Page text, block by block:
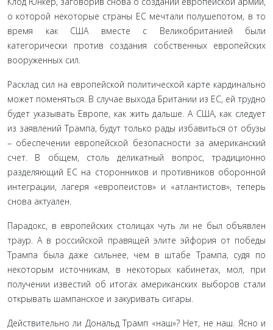
о которой некоторые страны ЕС мечтали полушепотом, в то
время как США вместе с Великобританией были
категорически против создания собственных европейских
вооруженных сил.
Расклад сил на европейской политической карте кардинально
может поменяться. В случае выхода Британии из ЕС, ей трудно
будет указывать Европе, как жить дальше. А США, как следует
из заявлений Трампа, будут только рады избавиться от обузы
– обеспечении европейской безопасности за американский
счет. В общем, столь деликатный вопрос, традиционно
разделяющий ЕС на сторонников и противников оборонной
интеграции, лагеря «европеистов» и «атлантистов», теперь
снова актуален.
Парадокс, в европейских столицах чуть ли не был объявлен
траур. А в российской правящей элите эйфория от победы
Трампа была даже сильнее, чем в штабе Трампа, судя по
некоторым источникам, в некоторых кабинетах, мол, при
получении известий об итогах американских выборов стали
открывать шампанское и закуривать сигары.
Действительно ли Дональд Трамп «наш»? Нет, не наш. Ясно и